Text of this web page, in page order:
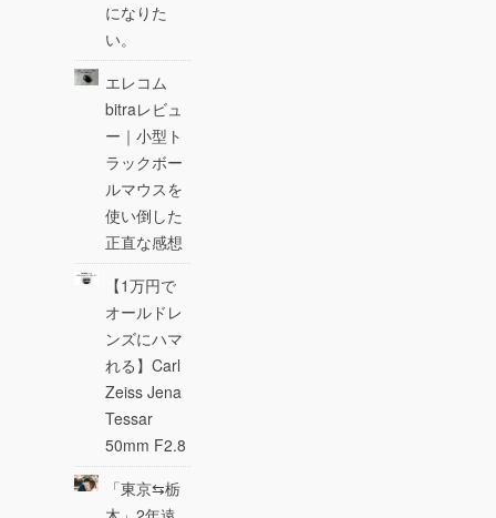
になりた
い。
エレコム
bitraレビュ
ー｜小型ト
ラックボー
ルマウスを
使い倒した
正直な感想
【1万円で
オールドレ
ンズにハマ
れる】Carl
Zeiss Jena
Tessar
50mm F2.8
「東京⇆栃